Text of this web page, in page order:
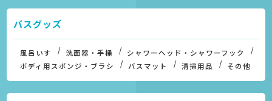
バスグッズ
風呂いす 洗面器・手桶
シャワーヘッド・シャワーフック
ボディ用スポンジ・ブラシ
バスマット 清掃用品 その他